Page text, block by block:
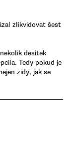
zlikvidovat šest
desitek
Tedy pokud je
zidy, jak se